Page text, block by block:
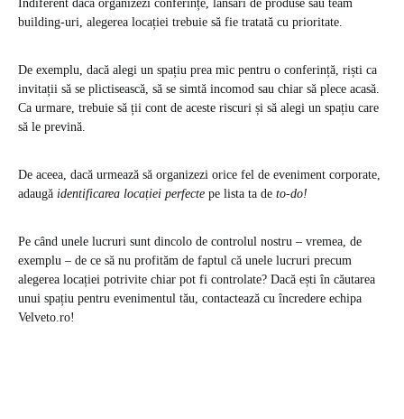
Indiferent dacă organizezi conferințe, lansări de produse sau team
building-uri, alegerea locației trebuie să fie tratată cu prioritate.
De exemplu, dacă alegi un spațiu prea mic pentru o conferință, riști ca
invitații să se plictisească, să se simtă incomod sau chiar să plece acasă.
Ca urmare, trebuie să ții cont de aceste riscuri și să alegi un spațiu care
să le prevină.
De aceea, dacă urmează să organizezi orice fel de eveniment corporate,
adaugă identificarea locației perfecte pe lista ta de to-do!
Pe când unele lucruri sunt dincolo de controlul nostru – vremea, de
exemplu – de ce să nu profităm de faptul că unele lucruri precum
alegerea locației potrivite chiar pot fi controlate? Dacă ești în căutarea
unui spațiu pentru evenimentul tău, contactează cu încredere echipa
Velveto.ro!